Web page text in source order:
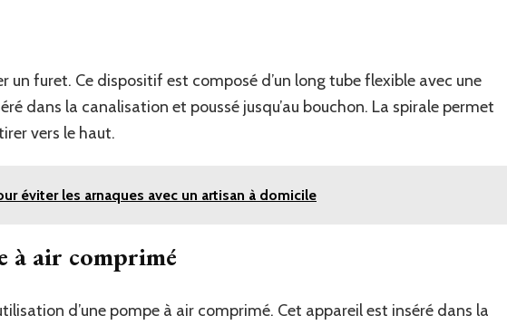
un furet. Ce dispositif est composé d’un long tube flexible avec une
dans la canalisation et poussé jusqu’au bouchon. La spirale permet
vers le haut.
éviter les arnaques avec un artisan à domicile
à air comprimé
d’une pompe à air comprimé. Cet appareil est inséré dans la